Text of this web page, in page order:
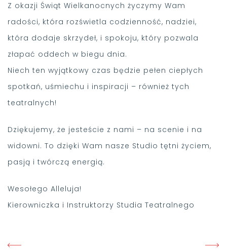
Z okazji Świąt Wielkanocnych życzymy Wam
radości, która rozświetla codzienność, nadziei,
która dodaje skrzydeł, i spokoju, który pozwala
złapać oddech w biegu dnia.
Niech ten wyjątkowy czas będzie pełen ciepłych
spotkań, uśmiechu i inspiracji – również tych
teatralnych!
Dziękujemy, że jesteście z nami – na scenie i na
widowni. To dzięki Wam nasze Studio tętni życiem,
pasją i twórczą energią.
Wesołego Alleluja!
Kierowniczka i Instruktorzy Studia Teatralnego